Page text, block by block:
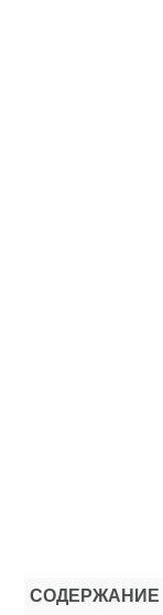
СОДЕРЖАНИЕ